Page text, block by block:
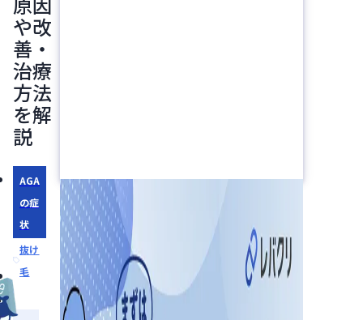
や改
善・
治療
方法
を解
説
AGA
の症
状
抜け
毛